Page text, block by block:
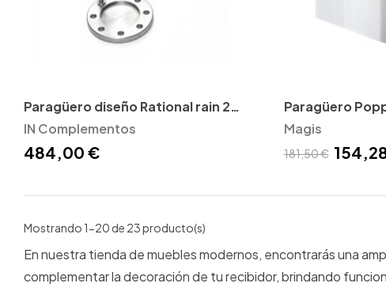
Paragüero diseño Rational rain 2
Insilvis
IN Complementos
484,00 €
Paragüero
Magis
181,50 €
Mostrando 1-20 de 23 producto(s)
En nuestra tienda de muebles modernos, encontrarás una
complementar la decoración de tu recibidor, brindando